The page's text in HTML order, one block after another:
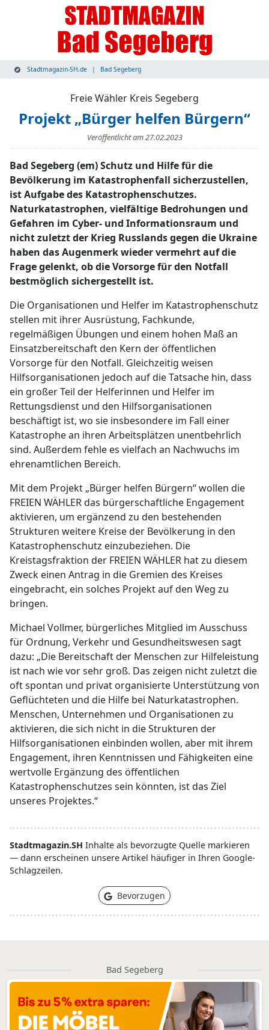
Stadtmagazin-SH.de Bad Segeberg
Freie Wähler Kreis Segeberg
Projekt „Bürger helfen Bürgern“
Veröffentlicht am27.02.2023
Bad Segeberg (em) Schutz und Hilfe für die
Bevölkerung im Katastrophenfall sicherzustellen,
ist Aufgabe des Katastrophenschutzes.
Naturkatastrophen, vielfältige Bedrohungen und
Gefahren im Cyber- und Informationsraum und
nicht zuletzt der Krieg Russlands gegen die Ukraine
haben das Augenmerk wieder vermehrt auf die
Frage gelenkt, ob die Vorsorge für den Notfall
bestmöglich sichergestellt ist.
Die Organisationen und Helfer im Katastrophenschutz
stellen mit ihrer Ausrüstung, Fachkunde,
regelmäßigen Übungen und einem hohen Maß an
Einsatzbereitschaft den Kern der öffentlichen
Vorsorge für den Notfall. Gleichzeitig weisen
Hilfsorganisationen jedoch auf die Tatsache hin, dass
ein großer Teil der Helferinnen und Helfer im
Rettungsdienst und den Hilfsorganisationen
beschäftigt ist, wo sie insbesondere im Fall einer
Katastrophe an ihren Arbeitsplätzen unentbehrlich
sind. Außerdem fehle es vielfach an Nachwuchs im
ehrenamtlichen Bereich.
Mit dem Projekt „Bürger helfen Bürgern“ wollen die
FREIEN WÄHLER das bürgerschaftliche Engagement
aktivieren, um ergänzend zu den bestehenden
Strukturen weitere Kreise der Bevölkerung in den
Katastrophenschutz einzubeziehen. Die
Kreistagsfraktion der FREIEN WÄHLER hat zu diesem
Zweck einen Antrag in die Gremien des Kreises
eingebracht, ein solches Projekt auf den Weg zu
bringen.
Michael Vollmer, bürgerliches Mitglied im Ausschuss
für Ordnung, Verkehr und Gesundheitswesen sagt
dazu: „Die Bereitschaft der Menschen zur Hilfeleistung
ist nach wie vor sehr groß. Das zeigen nicht zuletzt die
oft spontan und privat organisierte Unterstützung von
Geflüchteten und die Hilfe bei Naturkatastrophen.
Menschen, Unternehmen und Organisationen zu
aktivieren, die sich nicht in die Strukturen der
Hilfsorganisationen einbinden wollen, aber mit ihrem
Engagement, ihren Kenntnissen und Fähigkeiten eine
wertvolle Ergänzung des öffentlichen
Katastrophenschutzes sein könnten, ist das Ziel
unseres Projektes.“
Stadtmagazin.SH Inhalte als bevorzugte Quelle markieren
— dann erscheinen unsere Artikel häufiger in Ihren Google-
Schlagzeilen.
Bevorzugen
Bad Segeberg